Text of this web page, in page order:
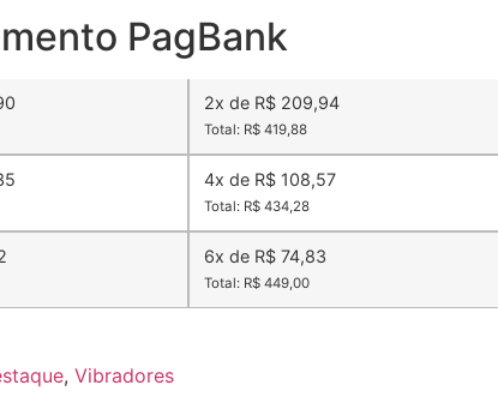
PagBank
2x de R$ 209,94
Total: R$ 419,88
4x de R$ 108,57
Total: R$ 434,28
6x de R$ 74,83
Total: R$ 449,00
, Vibradores